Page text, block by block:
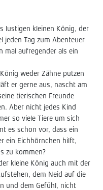
lustigen kleinen König, der
jeden Tag zum Abenteuer
mal aufregender als ein
weder Zähne putzen
er gerne aus, nascht am
tierischen Freunde
Aber nicht jedes Kind
so viele Tiere um sich
es schon vor, dass ein
ein Eichhörnchen hilft,
zu kommen?
kleine König auch mit der
dem Neid auf die
und dem Gefühl, nicht